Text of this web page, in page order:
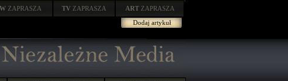
ZAPRASZA TV ZAPRASZA ART ZAPRASZA
Dodaj artykuł